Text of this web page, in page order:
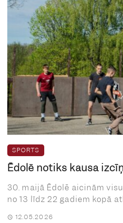
SPORTS
Ēdolē notiks kausa
30. maijā Ēdolē aicinām
no 13 līdz 22 gadiem kopā
12.05.2026